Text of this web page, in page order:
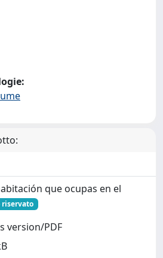
que ocupas en el
riservato
version/PDF